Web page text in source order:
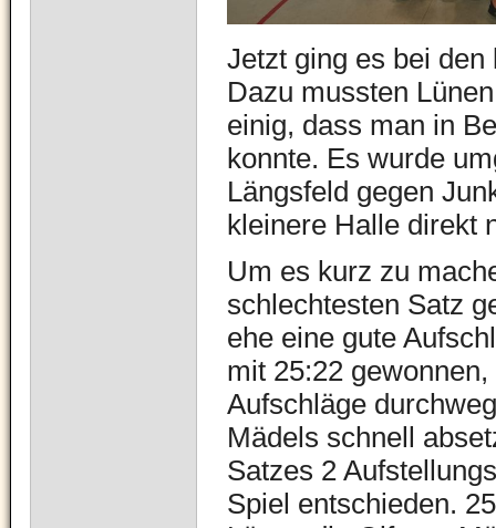
Jetzt ging es bei
Dazu mussten
einig, dass man in
konnte. Es wurde
Längsfeld gegen
kleinere Halle direkt
Um es kurz zu
schlechtesten Satz
ehe eine gute
mit 25:22
Aufschläge
Mädels schnell
Satzes 2
Spiel entschieden.